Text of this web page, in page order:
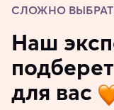
СЛОЖНО
Наш
для вас